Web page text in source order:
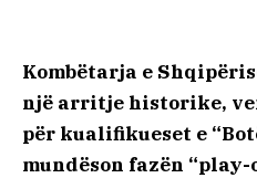
Kombëtarja e
një arritje historike,
për kualifikueset e
mundëson fazën “play-